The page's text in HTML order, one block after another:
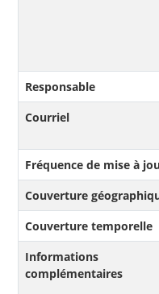
Responsable
Courriel
Fréquence de mise à
Couverture
Couverture temporelle
Informations
complémentaires